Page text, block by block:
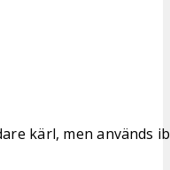
kärl, men används